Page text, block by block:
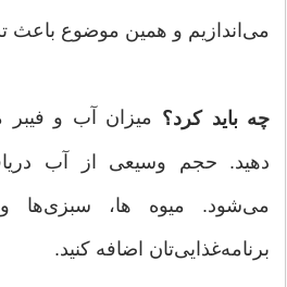
می‌اندازیم و همین موضوع
چه باید کرد؟ میزان آب و
دهید. حجم وسیعی از آب
می‌شود. میوه ها، سبزی‌ها
برنامه‌غذایی‌تان اضافه کنید.